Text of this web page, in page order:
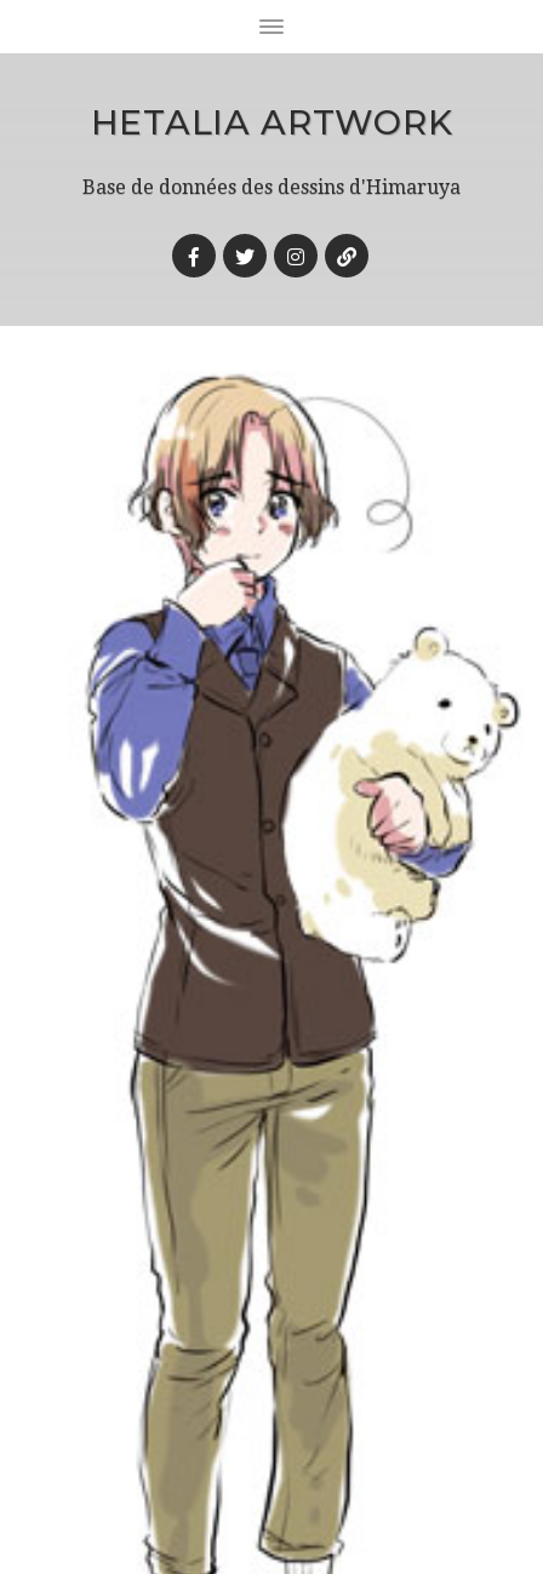
HETALIA ARTWORK
Base de données des dessins d'Himaruya